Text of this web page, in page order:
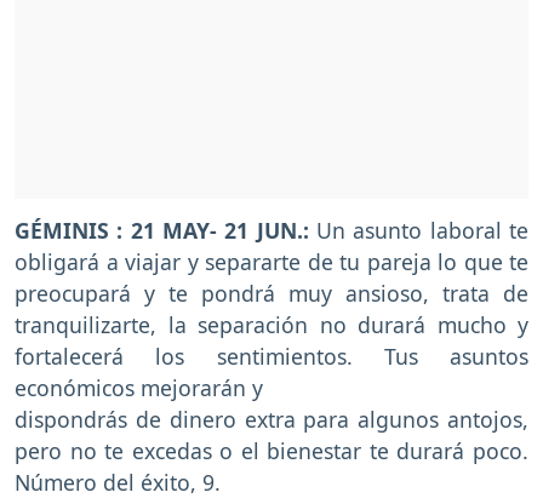
GÉMINIS : 21 MAY- 21 JUN.: Un asunto laboral te
obligará a viajar y separarte de tu pareja lo que te
preocupará y te pondrá muy ansioso, trata de
tranquilizarte, la separación no durará mucho y
fortalecerá los sentimientos. Tus asuntos
económicos mejorarán y
dispondrás de dinero extra para algunos antojos,
pero no te excedas o el bienestar te durará poco.
Número del éxito, 9.